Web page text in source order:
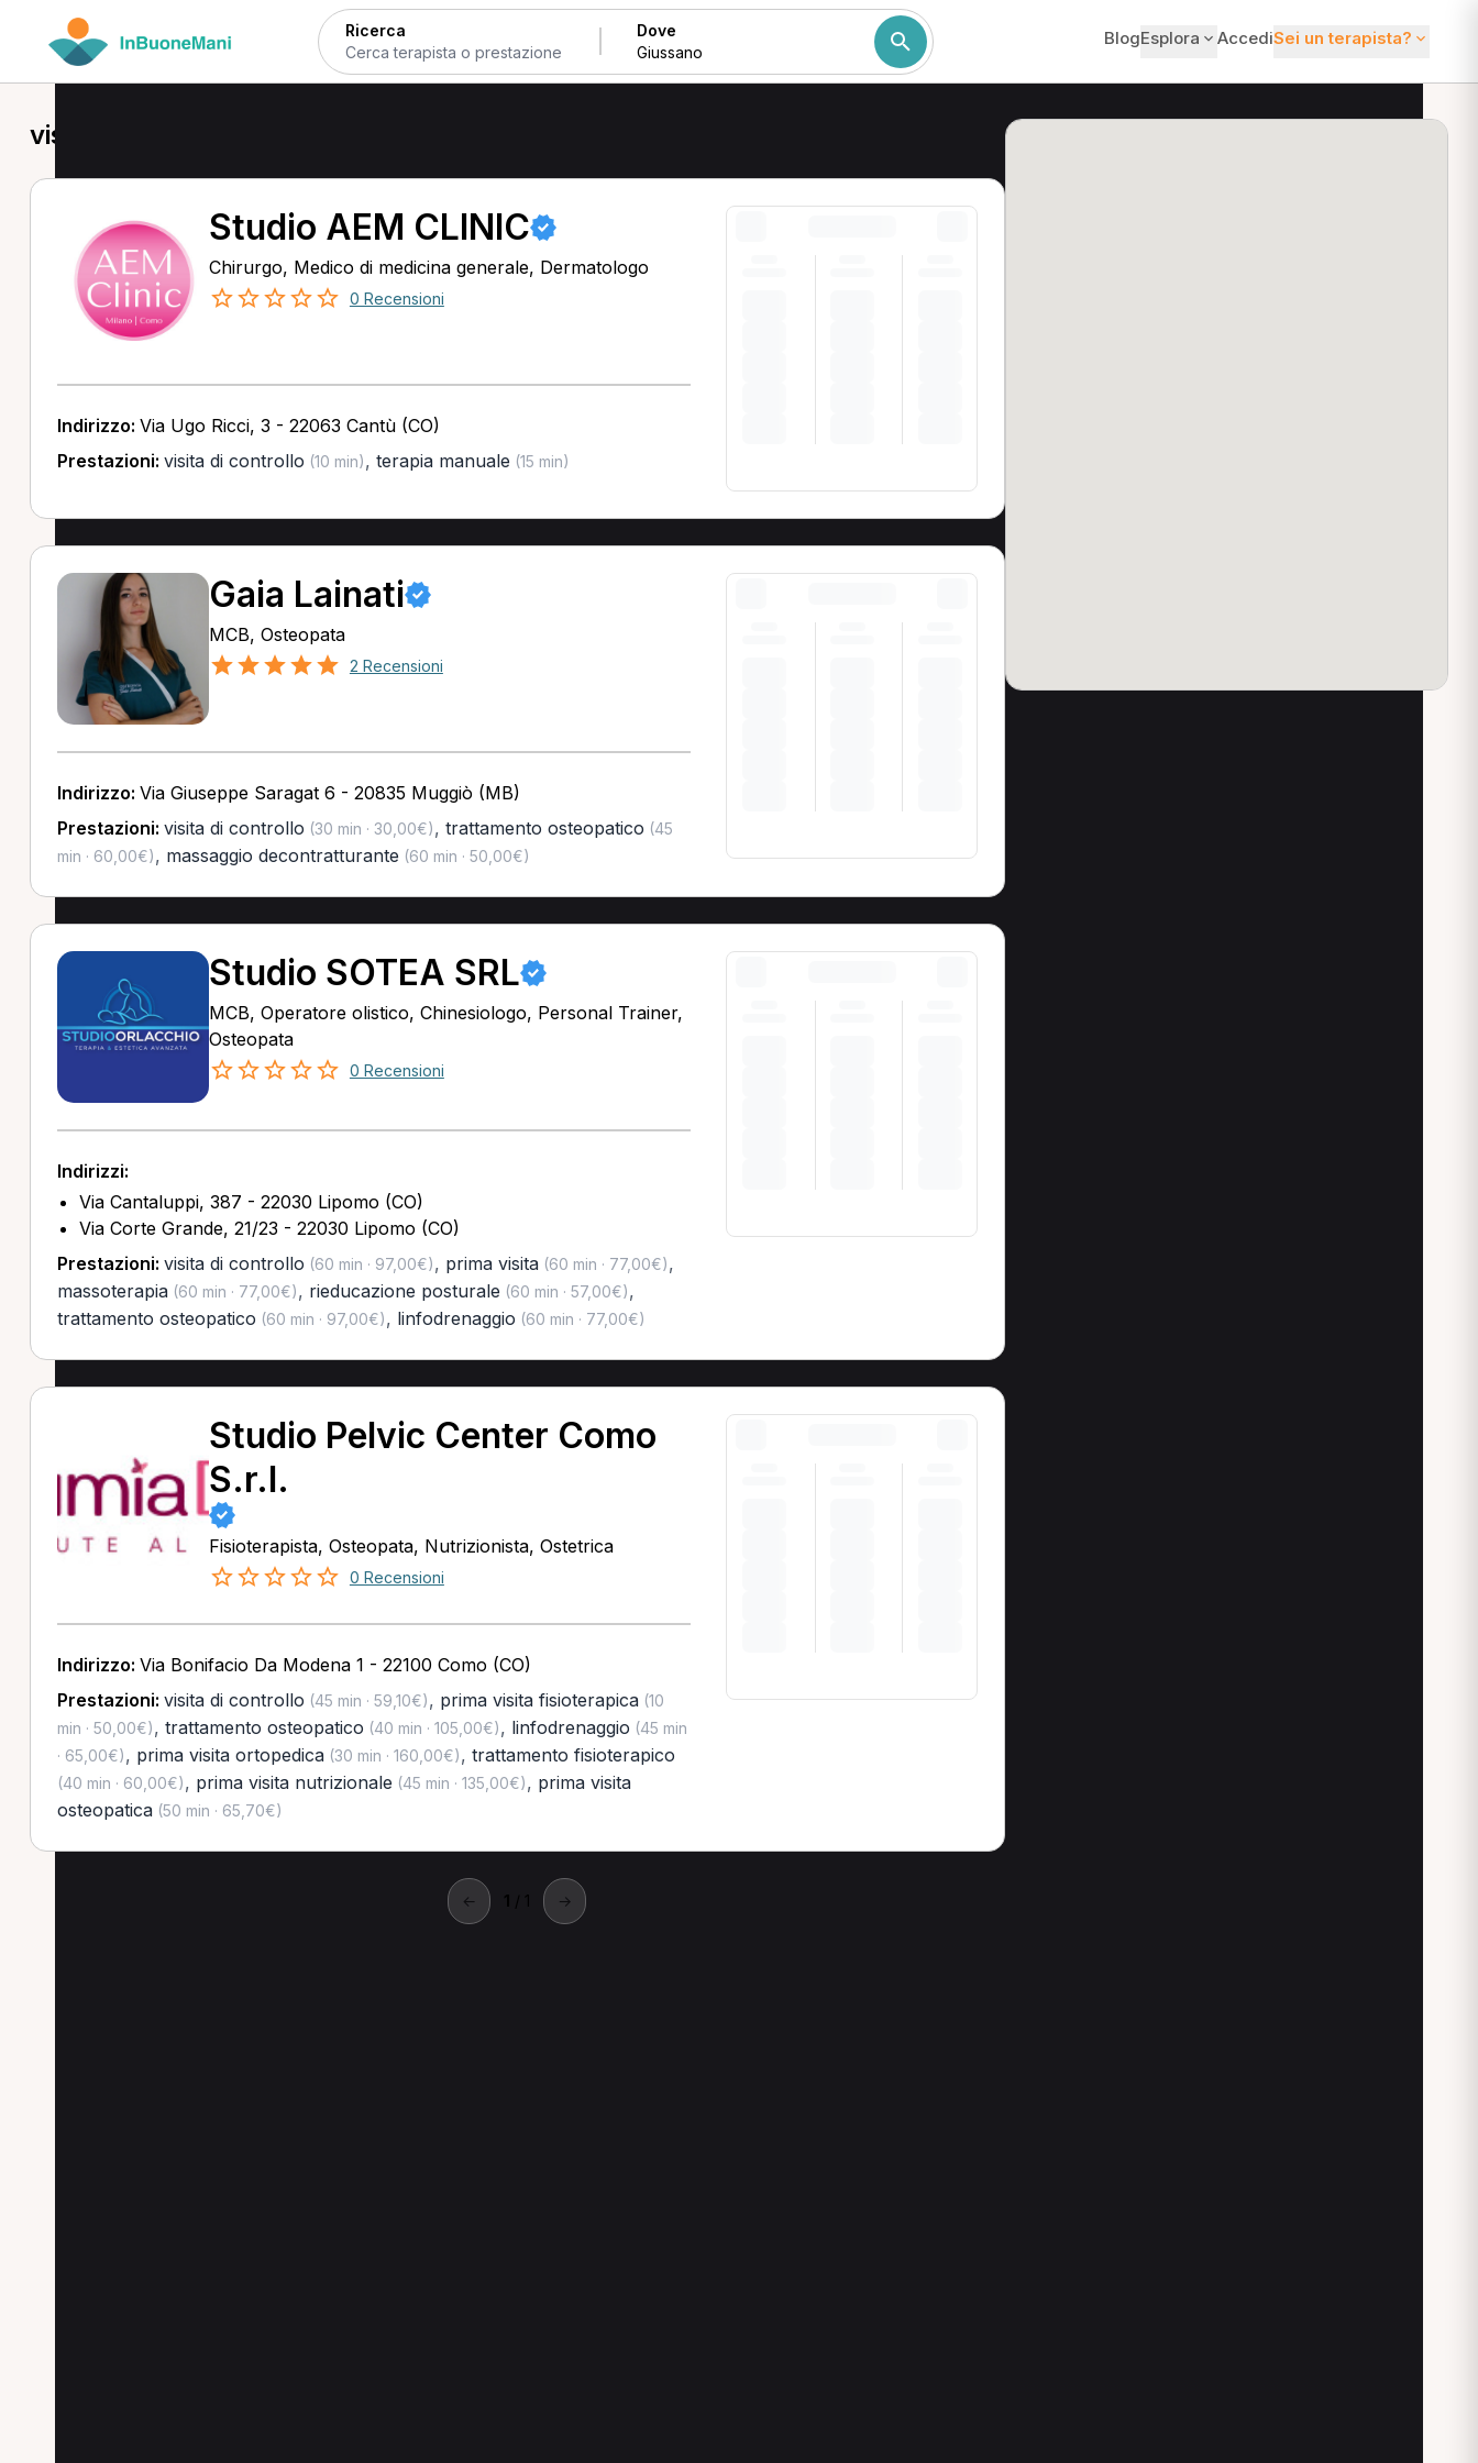
Ricerca Dove BlogEsplora AccediSei un terapista?
visita di controllo a Giussano
Studio AEM CLINIC
Chirurgo, Medico di medicina generale, Dermatologo
0 Recensioni
Indirizzo: Via Ugo Ricci, 3 - 22063 Cantù (CO)
Prestazioni: visita di controllo (10 min), terapia manuale (15 min)
Gaia Lainati
MCB, Osteopata
2 Recensioni
Indirizzo: Via Giuseppe Saragat 6 - 20835 Muggiò (MB)
Prestazioni: visita di controllo (30 min · 30,00€), trattamento osteopatico (45
min · 60,00€), massaggio decontratturante (60 min · 50,00€)
Studio SOTEA SRL
MCB, Operatore olistico, Chinesiologo, Personal Trainer,
Osteopata
0 Recensioni
Indirizzi:
Via Cantaluppi, 387 - 22030 Lipomo (CO)
Via Corte Grande, 21/23 - 22030 Lipomo (CO)
Prestazioni: visita di controllo (60 min · 97,00€), prima visita(60 min · 77,00€),
massoterapia(60 min · 77,00€), rieducazione posturale (60 min · 57,00€),
trattamento osteopatico (60 min · 97,00€), linfodrenaggio (60 min · 77,00€)
Studio Pelvic Center Como
S.r.l.
Fisioterapista, Osteopata, Nutrizionista, Ostetrica
0 Recensioni
Indirizzo: Via Bonifacio Da Modena 1 - 22100 Como (CO)
Prestazioni: visita di controllo (45 min · 59,10€), prima visita fisioterapica(10
min · 50,00€), trattamento osteopatico (40 min · 105,00€), linfodrenaggio (45 min
· 65,00€), prima visita ortopedica(30 min · 160,00€), trattamento fisioterapico
(40 min · 60,00€), prima visita nutrizionale (45 min · 135,00€), prima visita
osteopatica(50 min · 65,70€)
← 1 / 1 →